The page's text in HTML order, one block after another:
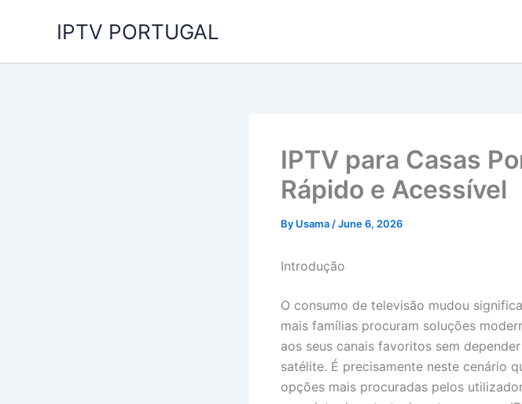
IPTV PORTUGAL
IPTV para Casas
Rápido e Acessível
By Usama /June 6, 2026
Introdução
O consumo de televisão mudou
mais famílias procuram soluções
aos seus canais favoritos sem
satélite. É precisamente neste cenário
opções mais procuradas pelos